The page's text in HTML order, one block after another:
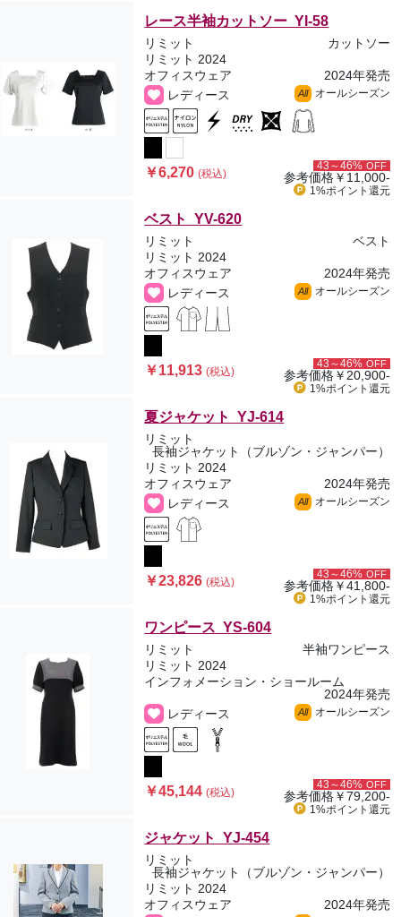
レース半袖カットソー YI-58
リミット
カットソー
リミット 2024
オフィスウェア
2024年発売
レディース
All オールシーズン
￥6,270(税込)
43～46% OFF
参考価格￥11,000-
1%ポイント 還元
ベスト YV-620
リミット
ベスト
リミット 2024
オフィスウェア
2024年発売
レディース
All オールシーズン
￥11,913(税込)
43～46% OFF
参考価格￥20,900-
1%ポイント 還元
夏ジャケット YJ-614
リミット
長袖ジャケット（ブルゾン・ジャンパー）
リミット 2024
オフィスウェア
2024年発売
レディース
All オールシーズン
￥23,826(税込)
43～46% OFF
参考価格￥41,800-
1%ポイント 還元
ワンピース YS-604
リミット
半袖ワンピース
リミット 2024
インフォメーション・ショールーム
2024年発売
レディース
All オールシーズン
￥45,144(税込)
43～46% OFF
参考価格￥79,200-
1%ポイント 還元
ジャケット YJ-454
リミット
長袖ジャケット（ブルゾン・ジャンパー）
リミット 2024
オフィスウェア
2024年発売